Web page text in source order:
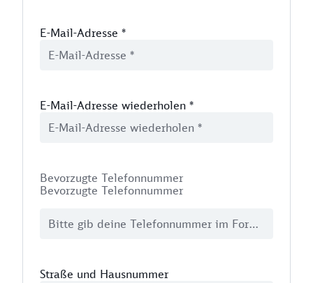
E-Mail-Adresse *
E-Mail-Adresse wiederholen *
Bevorzugte Telefonnummer
Bevorzugte Telefonnummer
Straße und Hausnummer